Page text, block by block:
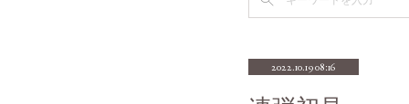
2022.10.19 08:16